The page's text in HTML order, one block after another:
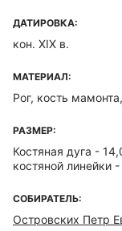
ДАТИРОВКА:
кон. XIX в.
МАТЕРИАЛ:
Рог, кость
РАЗМЕР:
Костяная дуга -
костяной линейки
СОБИРАТЕЛЬ:
Островских Петр